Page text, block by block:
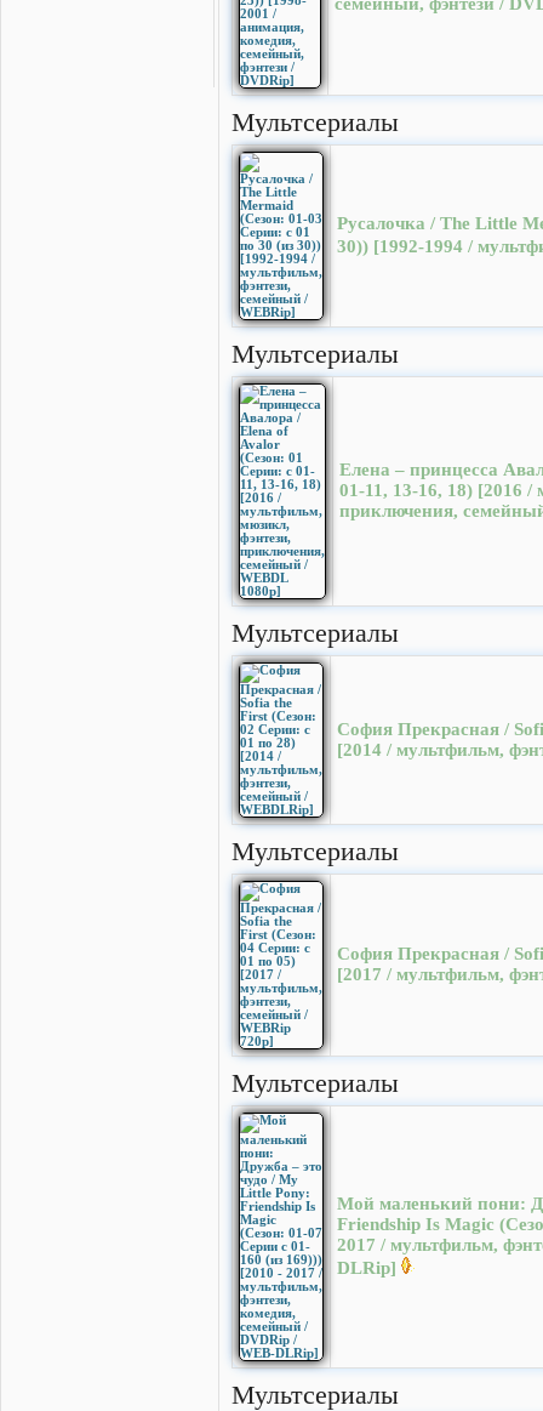
Мультсериалы
Русалочка / The Little
30)) [1992-1994 /
Мультсериалы
Елена – принцесса
01-11, 13-16, 18) [2016
приключения,
Мультсериалы
София Прекрасная /
[2014 / мультфильм,
Мультсериалы
София Прекрасная /
[2017 / мультфильм,
Мультсериалы
Мой маленький пони:
Friendship Is Magic
2017 / мультфильм,
DLRip]
Мультсериалы